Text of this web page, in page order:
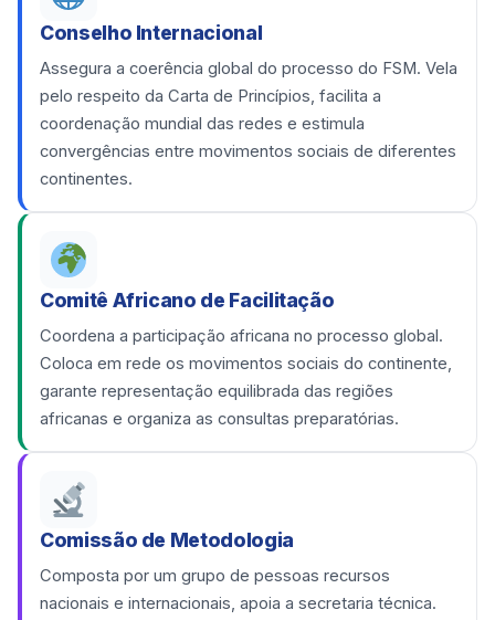
Conselho Internacional
Assegura a coerência global do processo do FSM. Vela
pelo respeito da Carta de Princípios, facilita a
coordenação mundial das redes e estimula
convergências entre movimentos sociais de diferentes
continentes.
Comitê Africano de Facilitação
Coordena a participação africana no processo global.
Coloca em rede os movimentos sociais do continente,
garante representação equilibrada das regiões
africanas e organiza as consultas preparatórias.
Comissão de Metodologia
Composta por um grupo de pessoas recursos
nacionais e internacionais, apoia a secretaria técnica.